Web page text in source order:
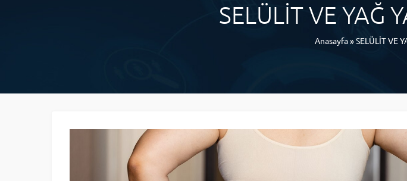
SELÜLİT VE YAĞ
Anasayfa»SELÜLİT VE